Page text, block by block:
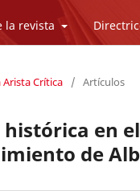
la revista
Arista Crítica / Artículos
en
de